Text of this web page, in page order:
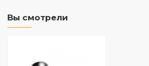
Вы смотрели